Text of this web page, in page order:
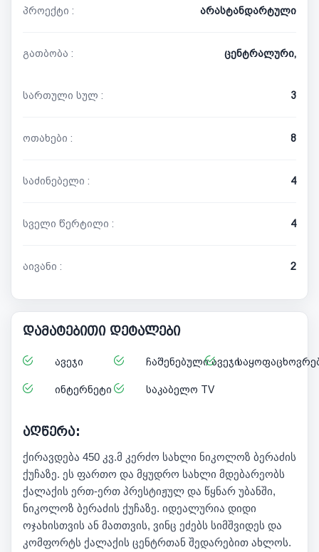
პროექტი : არასტანდარტული
გათბობა : ცენტრალური,
სართული სულ : 3
ოთახები : 8
საძინებელი : 4
სველი წერტილი : 4
აივანი : 2
დამატებითი დეტალები
ავეჯი ჩაშენებული ავეჯი
ინტერნეტი საკაბელო TV
აღწერა:
ქირავდება 450 კვ.მ კერძო სახლი ნიკოლოზ ბერაძის
ქუჩაზე. ეს ფართო და მყუდრო სახლი მდებარეობს
ქალაქის ერთ-ერთ პრესტიჟულ და წყნარ უბანში,
ნიკოლოზ ბერაძის ქუჩაზე. იდეალურია დიდი
ოჯახისთვის ან მათთვის, ვინც ეძებს სიმშვიდეს და
კომფორტს ქალაქის ცენტრთან შედარებით ახლოს.